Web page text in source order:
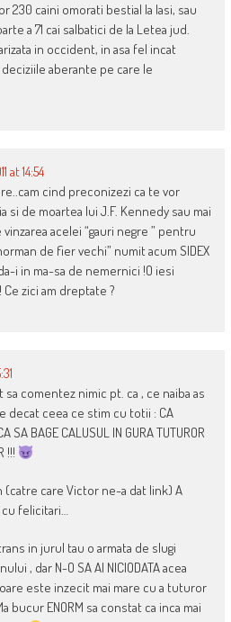
230 caini omorati bestial la Iasi, sau
a 71 cai salbatici de la Letea jud.
in occident, in asa fel incat
aberante pe care le
at 14:54
cind preconizezi ca te vor
si de moartea lui J.F. Kennedy sau mai
acelei “gauri negre ” pentru
de fier vechi” numit acum SIDEX
i in ma-sa de nemernici !O iesi
zici am dreptate ?
sa comentez nimic pt. ca , ce naiba as
decat ceea ce stim cu totii : CA
SA BAGE CALUSUL IN GURA TUTUROR
!!!
(catre care Victor ne-a dat link) A
cu felicitari…
in jurul tau o armata de slugi
, dar N-O SA AI NICIODATA acea
este inzecit mai mare cu a tuturor
bucur ENORM sa constat ca inca mai